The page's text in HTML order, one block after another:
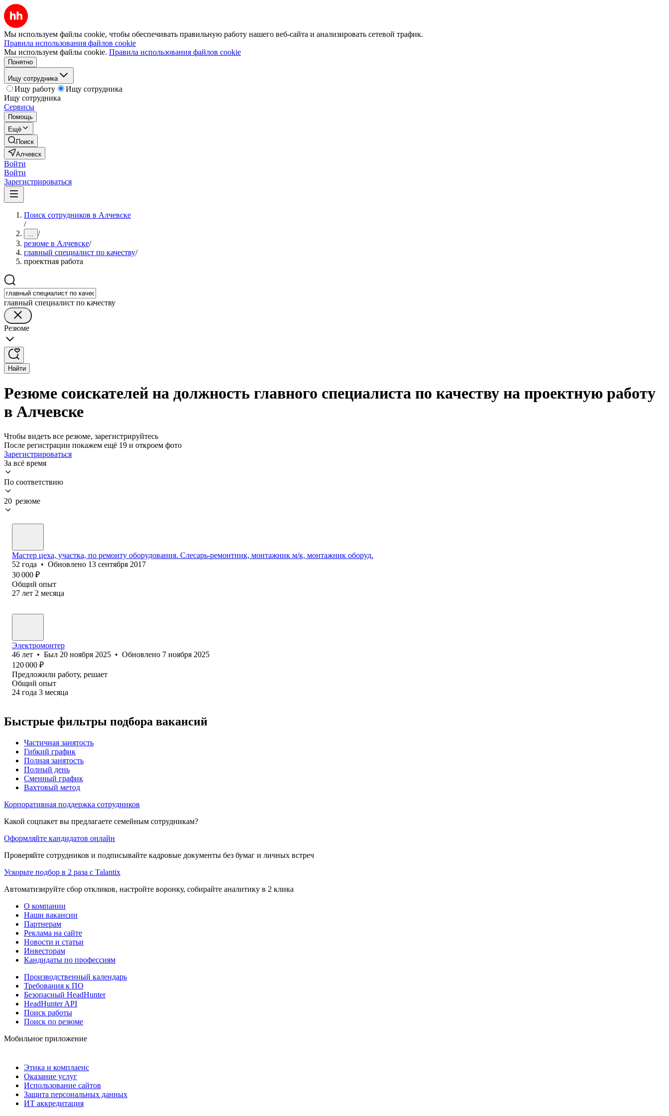
Мы используем файлы cookie, чтобы обеспечивать правильную работу нашего веб-сайта и анализировать сетевой трафик.
Правила использования файлов cookie
Мы используем файлы cookie. Правила использования файлов cookie
Понятно
Ищу сотрудника
Ищу работу
Ищу сотрудника
Ищу сотрудника
Сервисы
Помощь
Ещё
Поиск
Алчевск
Войти
Войти
Зарегистрироваться
Поиск сотрудников в Алчевске
/
... /
резюме в Алчевске/
главный специалист по качеству/
проектная работа
главный специалист по качеству
Резюме
Найти
Резюме соискателей на должность главного специалиста по качеству на проектную работу
в Алчевске
Чтобы видеть все резюме, зарегистрируйтесь
После регистрации покажем ещё 19 и откроем фото
Зарегистрироваться
За всё время
По соответствию
20 резюме
Мастер цеха, участка, по ремонту оборудования. Слесарь-ремонтник, монтажник м/к, монтажник оборуд.
52 года • Обновлено 13 сентября 2017
30 000 ₽
Общий опыт
27 лет 2 месяца
Электромонтер
46 лет • Был 20 ноября 2025 • Обновлено 7 ноября 2025
120 000 ₽
Предложили работу, решает
Общий опыт
24 года 3 месяца
Быстрые фильтры подбора вакансий
Частичная занятость
Гибкий график
Полная занятость
Полный день
Сменный график
Вахтовый метод
Корпоративная поддержка сотрудников
Какой соцпакет вы предлагаете семейным сотрудникам?
Оформляйте кандидатов онлайн
Проверяйте сотрудников и подписывайте кадровые документы без бумаг и личных встреч
Ускорьте подбор в 2 раза с Talantix
Автоматизируйте сбор откликов, настройте воронку, собирайте аналитику в 2 клика
О компании
Наши вакансии
Партнерам
Реклама на сайте
Новости и статьи
Инвесторам
Кандидаты по профессиям
Производственный календарь
Требования к ПО
Безопасный HeadHunter
HeadHunter API
Поиск работы
Поиск по резюме
Мобильное приложение
Этика и комплаенс
Оказание услуг
Использование сайтов
Защита персональных данных
ИТ аккредитация